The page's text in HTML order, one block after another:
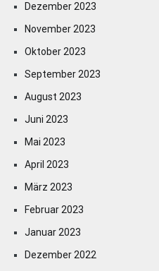
Dezember 2023
November 2023
Oktober 2023
September 2023
August 2023
Juni 2023
Mai 2023
April 2023
März 2023
Februar 2023
Januar 2023
Dezember 2022